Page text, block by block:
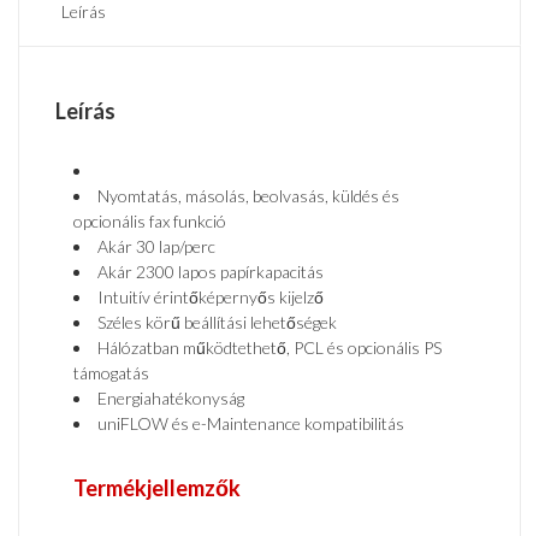
Leírás
Leírás
Nyomtatás, másolás, beolvasás, küldés és
opcionális fax funkció
Akár 30 lap/perc
Akár 2300 lapos papírkapacitás
Intuitív érintőképernyős kijelző
Széles körű beállítási lehetőségek
Hálózatban működtethető, PCL és opcionális PS
támogatás
Energiahatékonyság
uniFLOW és e-Maintenance kompatibilitás
Termékjellemzők